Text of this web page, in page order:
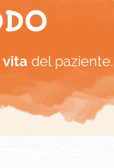
del paziente.